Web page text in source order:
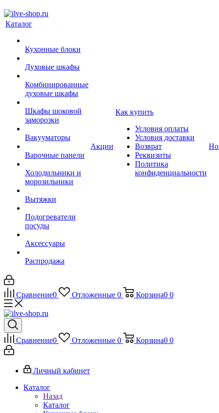
Каталог
Кухонные блоки
Духовые шкафы
Комбинированные
духовые шкафы
Шкафы шоковой
заморозки
Вакууматоры
Варочные панели
Холодильники и
морозильники
Вытяжки
Подогреватели
посуды
Аксессуары
Распродажа
Акции
Как купить
Условия оплаты
Условия доставки
Возврат
Реквизиты
Политика
конфиденциальности
Сравнение0 Отложенные 0 Корзина0 0
Сравнение0 Отложенные 0 Корзина0 0
Личный кабинет
Каталог
Назад
Каталог